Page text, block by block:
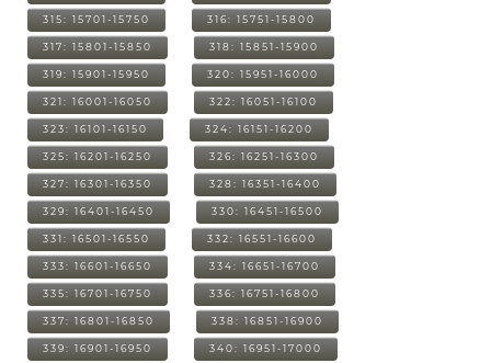
315: 15701-15750 316: 15751-15800
317: 15801-15850 318: 15851-15900
319: 15901-15950 320: 15951-16000
321: 16001-16050 322: 16051-16100
323: 16101-16150 324: 16151-16200
325: 16201-16250 326: 16251-16300
327: 16301-16350 328: 16351-16400
329: 16401-16450 330: 16451-16500
331: 16501-16550 332: 16551-16600
333: 16601-16650 334: 16651-16700
335: 16701-16750 336: 16751-16800
337: 16801-16850 338: 16851-16900
339: 16901-16950 340: 16951-17000